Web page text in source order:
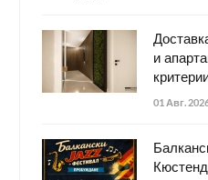
и
01 Авг.